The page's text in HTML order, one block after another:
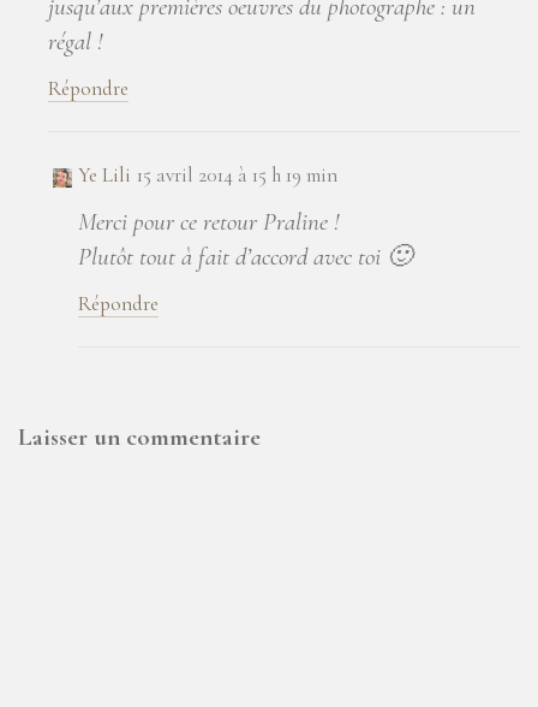
jusqu’aux premières oeuvres du photographe : un
régal !
Répondre
Ye Lili 15 avril 2014 à 15 h 19 min
Merci pour ce retour Praline !
Plutôt tout à fait d’accord avec toi 🙂
Répondre
Laisser un commentaire